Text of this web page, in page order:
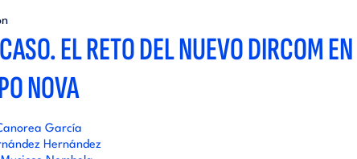
EL RETO DEL NUEVO DIRCOM EN
NOVA
García
Hernández